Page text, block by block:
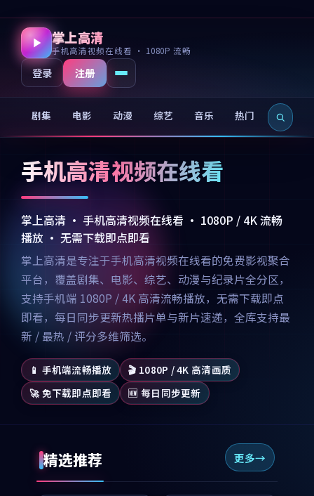
掌上高清
手机高清视频在线看 · 1080P 流畅
登录 注册
剧集 电影 动漫 综艺 音乐 热门 新片
手机高清视频在线看
掌上高清 · 手机高清视频在线看 · 1080P / 4K 流畅
播放 · 无需下载即点即看
掌上高清是专注于手机高清视频在线看的免费影视聚合
平台，覆盖剧集、电影、综艺、动漫与纪录片全分区，
支持手机端 1080P / 4K 高清流畅播放，无需下载即点
即看，每日同步更新热播片单与新片速递，全库支持最
新 / 最热 / 评分多维筛选。
📱 手机端流畅播放
🎬 1080P / 4K 高清画质
🚀 免下载即点即看
🆕 每日同步更新
精选推荐 更多
99:07 99:21